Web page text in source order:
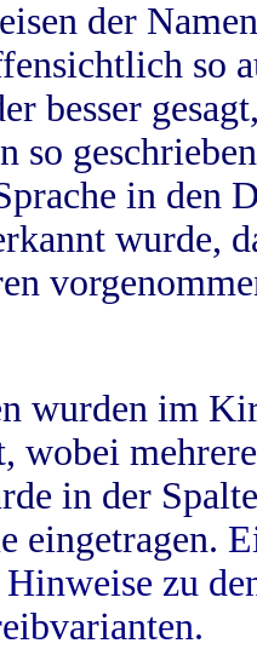
der
so
besser
so
in
wurde,
wurden im
wobei
in der
eingetragen.
zu